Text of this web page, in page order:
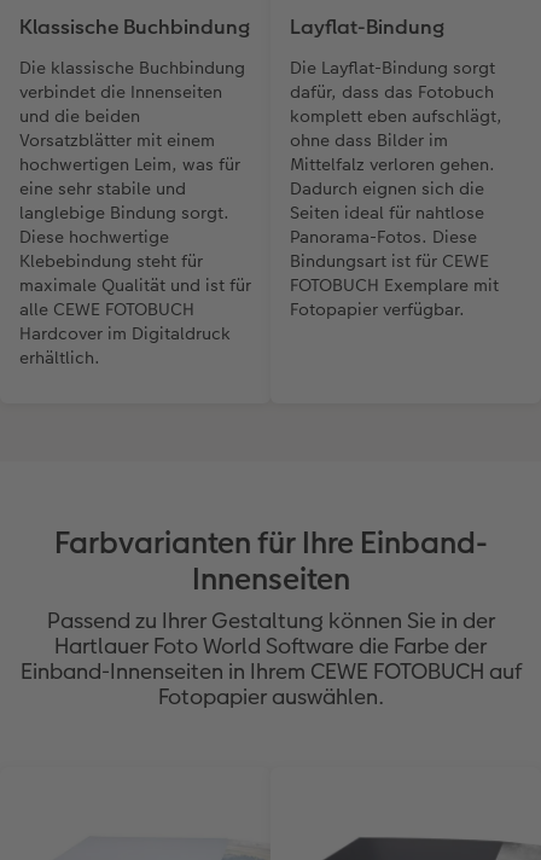
Klassische Buchbindung
Die klassische Buchbindung
verbindet die Innenseiten
und die beiden
Vorsatzblätter mit einem
hochwertigen Leim, was für
eine sehr stabile und
langlebige Bindung sorgt.
Diese hochwertige
Klebebindung steht für
maximale Qualität und ist für
alle CEWE FOTOBUCH
Hardcover im Digitaldruck
erhältlich.
Layflat-Bindung
Die Layflat-Bindung sorgt
dafür, dass das Fotobuch
komplett eben aufschlägt,
ohne dass Bilder im
Mittelfalz verloren gehen.
Dadurch eignen sich die
Seiten ideal für nahtlose
Panorama-Fotos. Diese
Bindungsart ist für CEWE
FOTOBUCH Exemplare mit
Fotopapier verfügbar.
Farbvarianten für Ihre Einband-
Innenseiten
Passend zu Ihrer Gestaltung können Sie in der
Hartlauer Foto World Software die Farbe der
Einband-Innenseiten in Ihrem CEWE FOTOBUCH auf
Fotopapier auswählen.